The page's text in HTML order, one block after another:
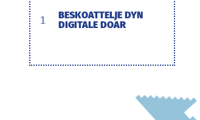
1
BESKOATTELJE DYN
DIGITALE DOAR